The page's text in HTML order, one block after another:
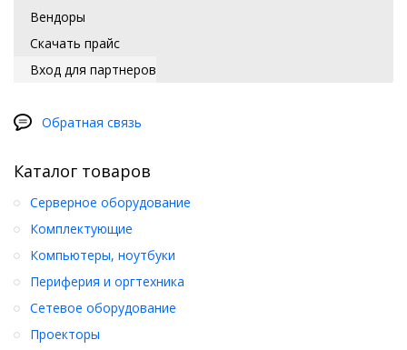
Вендоры
Скачать прайс
Вход для партнеров
Обратная связь
Каталог товаров
Серверное оборудование
Комплектующие
Компьютеры, ноутбуки
Периферия и оргтехника
Сетевое оборудование
Проекторы